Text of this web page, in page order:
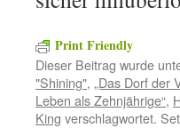
Print Friendly
Dieser Beitrag wurde
"Shining", „Das Dorf der
Leben als Zehnjährige“,
King verschlagwortet.